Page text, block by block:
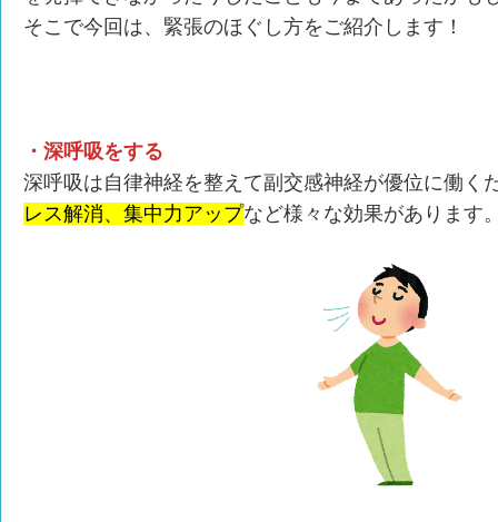
そこで今回は、緊張のほぐし方をご紹介します！
・深呼吸をする
深呼吸は自律神経を整えて副交感神経が優位に働く
レス解消、集中力アップなど様々な効果があります